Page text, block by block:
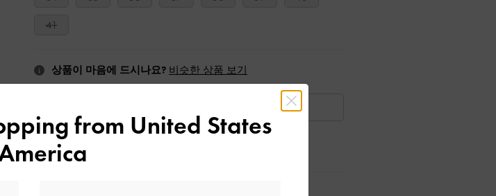
41
상품이 마음에 드시나요? 비슷한 상품 보기
위시리스트에 추가
from United States